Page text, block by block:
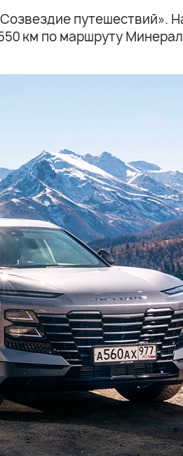
путешествий».
км по маршруту